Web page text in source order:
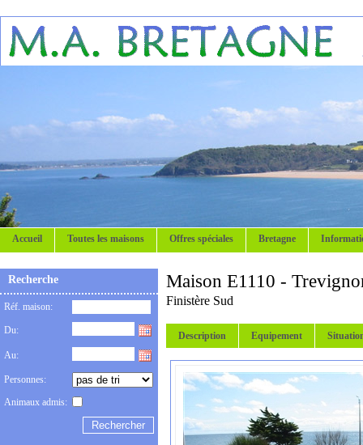
Accueil Toutes les maisons Offres spéciales Bretagne
Recherche
Réf. maison:
Du:
Au:
Personnes:
Animaux admis:
Maison E1110 -
Finistère Sud
Description Equipement